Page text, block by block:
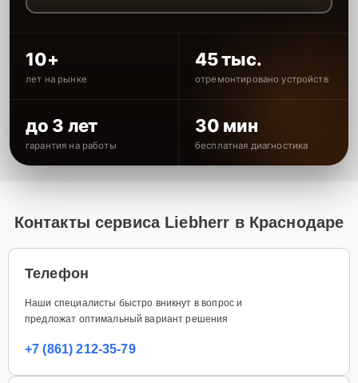
10+
лет на рынке
45 тыс.
отремонтировано устройств
до 3 лет
гарантия на работы
30 мин
бесплатная диагностика
Контакты сервиса Liebherr в Краснодаре
Телефон
Наши специалисты быстро вникнут в вопрос и
предложат оптимальный вариант решения
+7 (861) 212-35-79